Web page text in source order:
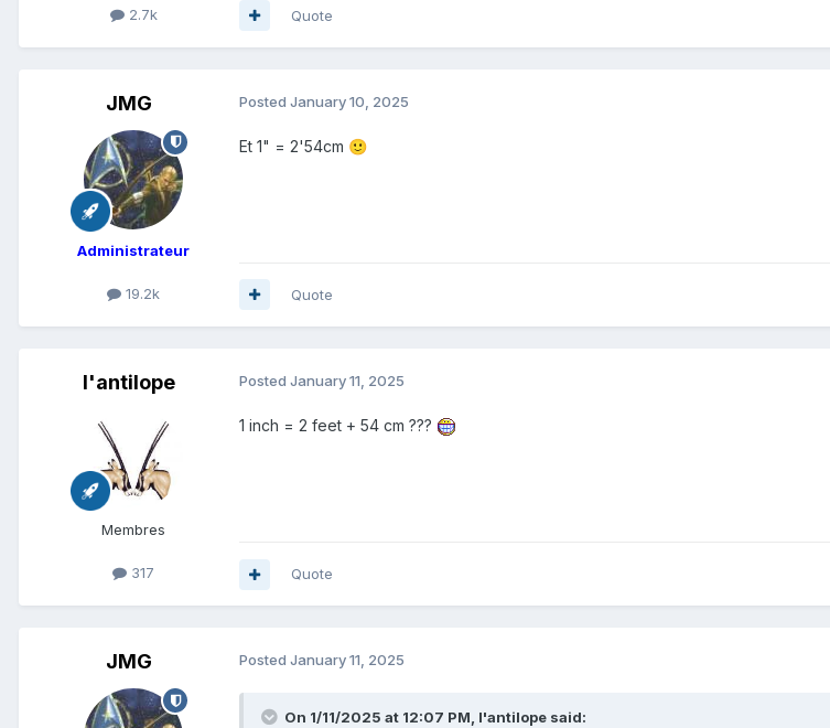
2.7k Quote
JMG
Administrateur
19.2k
Posted January 10, 2025
Et 1" = 2'54cm 🙂
Quote
l'antilope
Membres
317
Posted January 11, 2025
1 inch = 2 feet + 54 cm ???
Quote
JMG Posted January 11, 2025
On 1/11/2025 at 12:07 PM, l'antilope said: